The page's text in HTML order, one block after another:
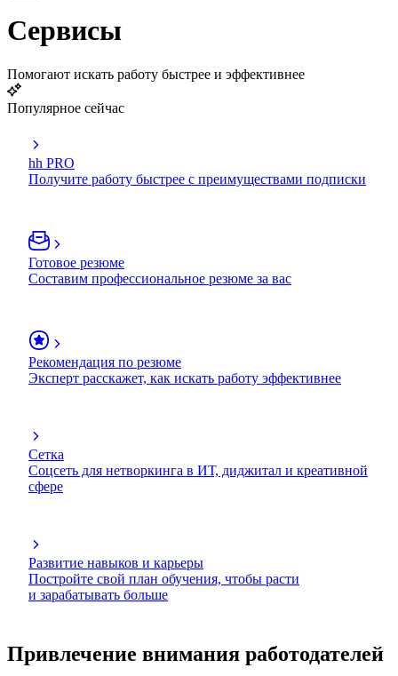
Сервисы
Помогают искать работу быстрее и эффективнее
Популярное сейчас
hh PRO
Получите работу быстрее с преимуществами подписки
Готовое резюме
Составим профессиональное резюме за вас
Рекомендация по резюме
Эксперт расскажет, как искать работу эффективнее
Сетка
Соцсеть для нетворкинга в ИТ, диджитал и креативной
сфере
Развитие навыков и карьеры
Постройте свой план обучения, чтобы расти
и зарабатывать больше
Привлечение внимания работодателей